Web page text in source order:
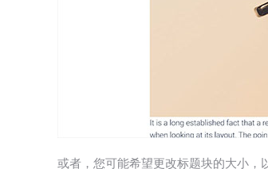
或者，您可能希望更改标题块的大小，